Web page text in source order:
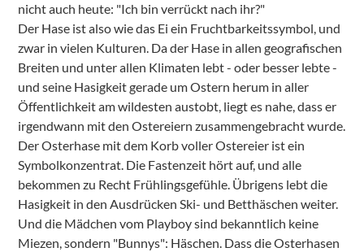
nicht auch heute: "Ich bin verrückt nach ihr?"
Der Hase ist also wie das Ei ein Fruchtbarkeitssymbol, und
zwar in vielen Kulturen. Da der Hase in allen geografischen
Breiten und unter allen Klimaten lebt - oder besser lebte -
und seine Hasigkeit gerade um Ostern herum in aller
Öffentlichkeit am wildesten austobt, liegt es nahe, dass er
irgendwann mit den Ostereiern zusammengebracht wurde.
Der Osterhase mit dem Korb voller Ostereier ist ein
Symbolkonzentrat. Die Fastenzeit hört auf, und alle
bekommen zu Recht Frühlingsgefühle. Übrigens lebt die
Hasigkeit in den Ausdrücken Ski- und Betthäschen weiter.
Und die Mädchen vom Playboy sind bekanntlich keine
Miezen, sondern "Bunnys": Häschen. Dass die Osterhasen